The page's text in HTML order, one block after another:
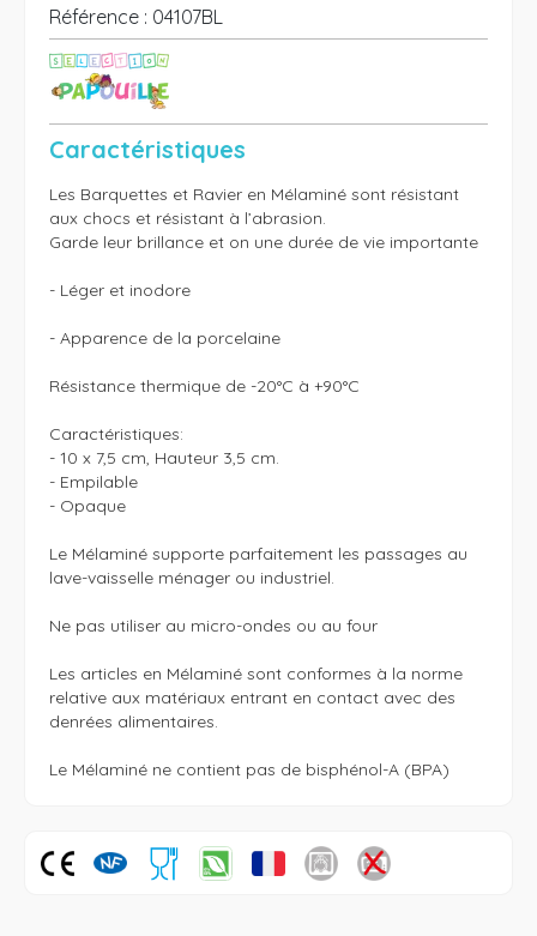
Référence : 04107BL
Caractéristiques
Les Barquettes et Ravier en Mélaminé sont résistant
aux chocs et résistant à l’abrasion.
Garde leur brillance et on une durée de vie importante
- Léger et inodore
- Apparence de la porcelaine
Résistance thermique de -20°C à +90°C
Caractéristiques:
- 10 x 7,5 cm, Hauteur 3,5 cm.
- Empilable
- Opaque
Le Mélaminé supporte parfaitement les passages au
lave-vaisselle ménager ou industriel.
Ne pas utiliser au micro-ondes ou au four
Les articles en Mélaminé sont conformes à la norme
relative aux matériaux entrant en contact avec des
denrées alimentaires.
Le Mélaminé ne contient pas de bisphénol-A (BPA)